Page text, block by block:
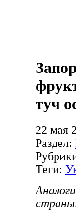
туч
22 мая
Раздел:
Теги:
страны